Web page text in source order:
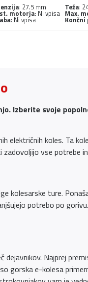
: 27.5 mm Teža:
motorja: Ni vpisa Max.
: Ni vpisa Končni
Izberite svoje
električnih koles. Ta
vse potrebe
kolesarske ture.
potrebo po
Najprej
gorska e-kolesa